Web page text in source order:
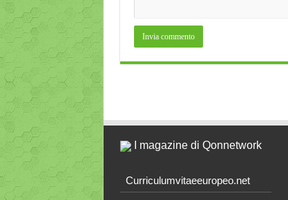
I magazine di Qonnetwork
Curriculumvitaeeuropeo.net